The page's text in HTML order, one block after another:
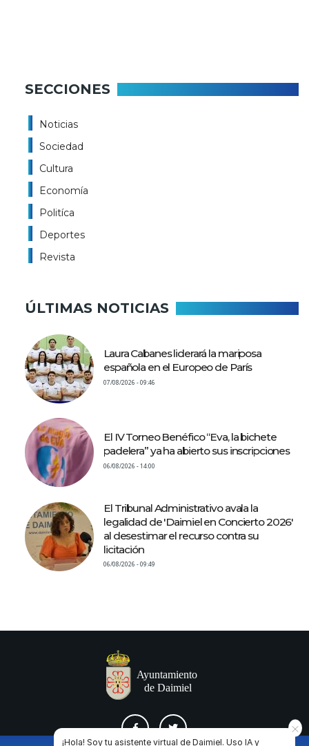
SECCIONES
Noticias
Sociedad
Cultura
Economía
Politíca
Deportes
Revista
ÚLTIMAS NOTICIAS
Laura Cabanes liderará la mariposa
española en el Europeo de París
07/08/2026 - 09:46
El IV Torneo Benéfico “Eva, la bichete
padelera” ya ha abierto sus inscripciones
06/08/2026 - 14:00
El Tribunal Administrativo avala la
legalidad de 'Daimiel en Concierto 2026'
al desestimar el recurso contra su
licitación
06/08/2026 - 09:49
¡Hola! Soy tu asistente virtual de Daimiel. Uso IA y